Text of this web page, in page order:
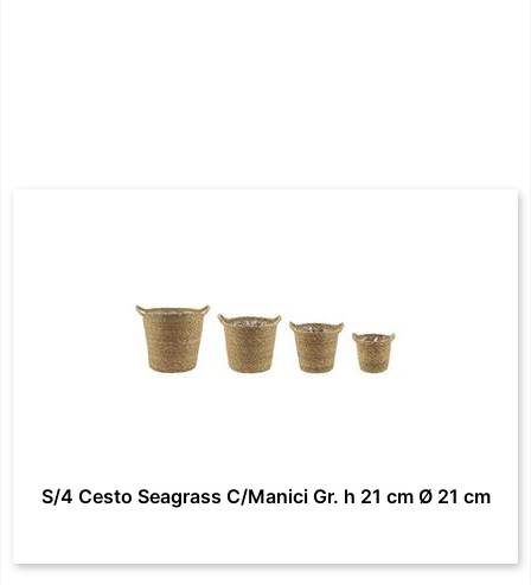
S/4 Cesto Seagrass C/Manici Gr. h 21 cm Ø 21 cm